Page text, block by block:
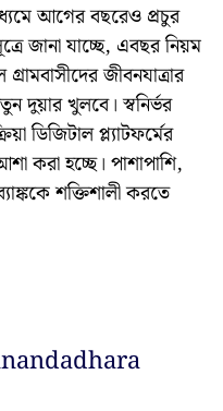
আগের বছরেও প্রচুর
জানা যাচ্ছে, এবছর নিয়ম
জীবনযাত্রার
দুয়ার খুলবে। স্বনির্ভর
ডিজিটাল প্ল্যাটফর্মের
করা হচ্ছে। পাশাপাশি,
শক্তিশালী করতে